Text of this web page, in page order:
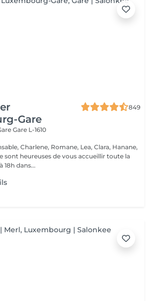
Gare
849
Gare L-1610
Charlene, Romane, Lea, Clara, Hanane,
sont heureuses de vous accueillir toute la
18h dans...